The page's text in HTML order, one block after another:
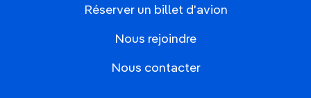
Réserver un billet d'avion
Nous rejoindre
Nous contacter